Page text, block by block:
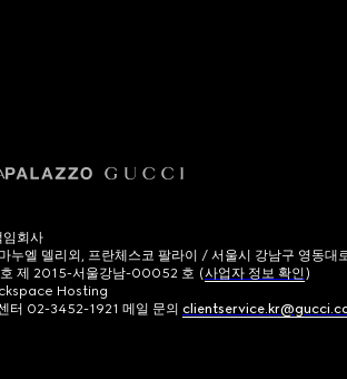
임회사
누엘 델리외, 프란체스코 팔라이 / 서울시 강남구 영동
호 제 2015-서울강남-00052 호 (사업자 정보 확인)
Hosting
터 02-3452-1921 메일 문의